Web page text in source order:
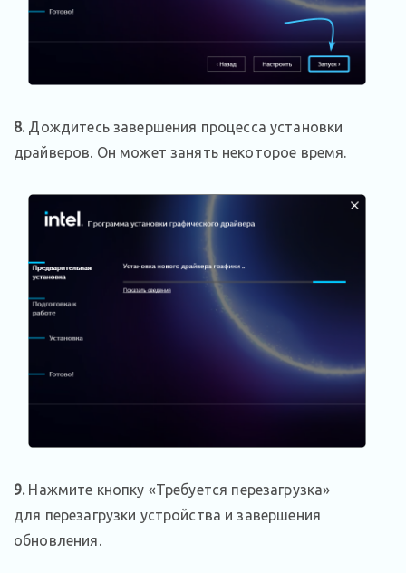
8.Дождитесь завершения процесса установки
драйверов. Он может занять некоторое время.
9.Нажмите кнопку «Требуется перезагрузка»
для перезагрузки устройства и завершения
обновления.